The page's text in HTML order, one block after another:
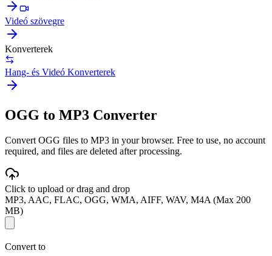
Videó szövegre
Konverterek
Hang- és Videó Konverterek
OGG to MP3 Converter
Convert OGG files to MP3 in your browser. Free to use, no account
required, and files are deleted after processing.
Click to upload or drag and drop
MP3, AAC, FLAC, OGG, WMA, AIFF, WAV, M4A (Max 200
MB)
Convert to